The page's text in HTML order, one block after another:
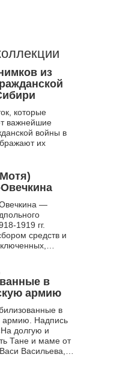
из
которые
важнейшие
войны в
их
—
1919 гг.
средств и
печаталив
армию
в
армию. Надпись
долгую и
Тане и маме от
Васильева,